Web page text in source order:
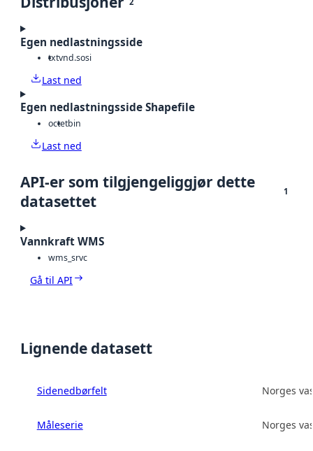
Egen nedlastningsside
txtvnd.sosi
Last ned
Egen nedlastningsside Shapefile
octetbin
Last ned
API-er som tilgjengeliggjør dette
datasettet
1
Vannkraft WMS
wms_srvc
Gå til API
Lignende datasett
Sidenedbørfelt Norges
Måleserie Norges